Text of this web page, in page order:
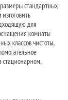
стандартных
для
комнаты
классов чистоты,
стационарном,